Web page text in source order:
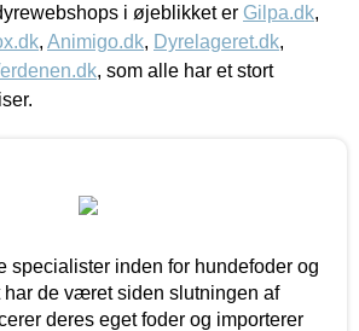
i øjeblikket er Gilpa.dk,
, Animigo.dk, Dyrelageret.dk,
, som alle har et stort
specialister inden for hundefoder og
har de været siden slutningen af
deres eget foder og importerer